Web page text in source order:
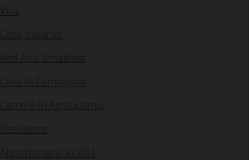
Villa
Casa Vacanze
Bed And Breakfast
Casa In Campagna
Camere In Agriturismo
Residence
Appartamenti In Villa